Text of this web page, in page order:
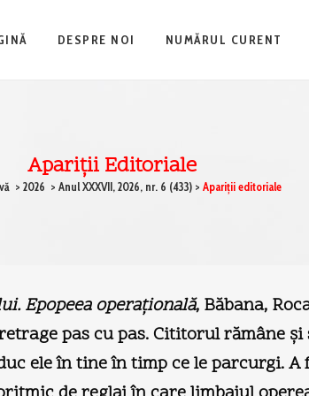
DESPRE NOI NUMĂRUL CURENT
Apariţii Editoriale
> 2026 > Anul XXXVII, 2026, nr. 6 (433)> Apariţii editoriale
Epopeea operaţională, Băbana,
pas cu pas. Cititorul rămâne
ele în tine în timp ce le parcurgi.